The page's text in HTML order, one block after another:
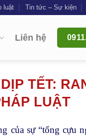
luật Tin tức – Sự kiện
Liên hệ
TẾT:
LUẬT
của sự “tống cựu